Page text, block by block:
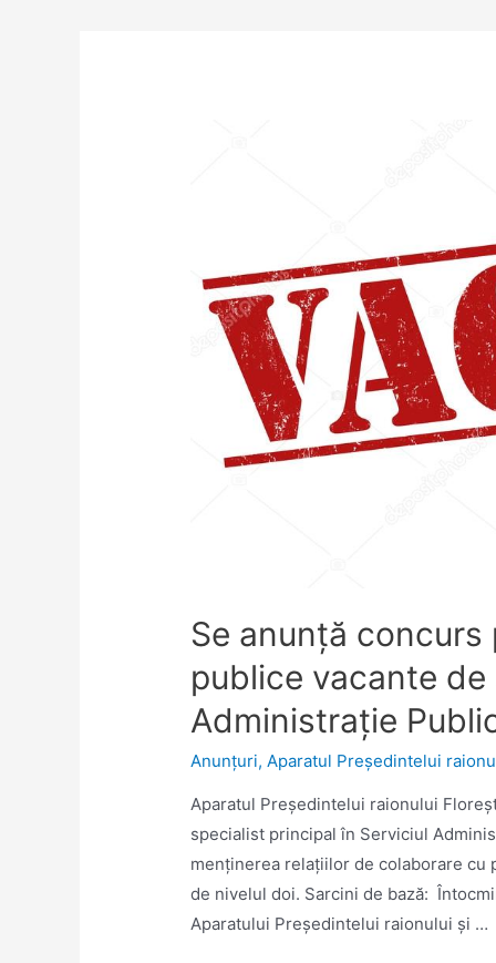
Se anunță
publice vacante
Administraţie
Anunţuri,Aparatul Preşedintelui
Aparatul Preşedintelui raionului
specialist principal în Serviciul
menținerea relațiilor de colaborare
de nivelul doi. Sarcini de bază:
Aparatului Președintelui raionului și …